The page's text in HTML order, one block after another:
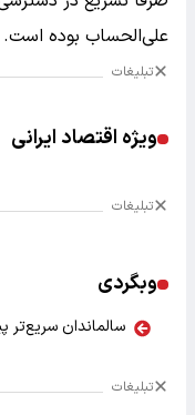
علی‌الحساب بوده است.
تبلیغات
ویژه اقتصاد ایرانی
تبلیغات
وبگردی
سالماندان سریع‌تر
تبلیغات